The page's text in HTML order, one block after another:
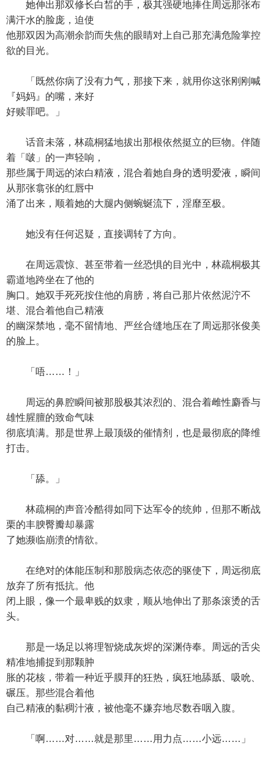
她伸出那双修长白皙的手，极其强硬地捧住周远那张布
满汗水的脸庞，迫使
他那双因为高潮余韵而失焦的眼睛对上自己那充满危险掌控
欲的目光。
「既然你病了没有力气，那接下来，就用你这张刚刚喊
『妈妈』的嘴，来好
好赎罪吧。」
话音未落，林疏桐猛地拔出那根依然挺立的巨物。伴随
着「啵」的一声轻响，
那些属于周远的浓白精液，混合着她自身的透明爱液，瞬间
从那张翕张的红唇中
涌了出来，顺着她的大腿内侧蜿蜒流下，淫靡至极。
她没有任何迟疑，直接调转了方向。
在周远震惊、甚至带着一丝恐惧的目光中，林疏桐极其
霸道地跨坐在了他的
胸口。她双手死死按住他的肩膀，将自己那片依然泥泞不
堪、混合着他自己精液
的幽深禁地，毫不留情地、严丝合缝地压在了周远那张俊美
的脸上。
「唔……！」
周远的鼻腔瞬间被那股极其浓烈的、混合着雌性麝香与
雄性腥膻的致命气味
彻底填满。那是世界上最顶级的催情剂，也是最彻底的降维
打击。
「舔。」
林疏桐的声音冷酷得如同下达军令的统帅，但那不断战
栗的丰腴臀瓣却暴露
了她濒临崩溃的情欲。
在绝对的体能压制和那股病态依恋的驱使下，周远彻底
放弃了所有抵抗。他
闭上眼，像一个最卑贱的奴隶，顺从地伸出了那条滚烫的舌
头。
那是一场足以将理智烧成灰烬的深渊侍奉。周远的舌尖
精准地捕捉到那颗肿
胀的花核，带着一种近乎膜拜的狂热，疯狂地舔舐、吸吮、
碾压。那些混合着他
自己精液的黏稠汁液，被他毫不嫌弃地尽数吞咽入腹。
「啊……对……就是那里……用力点……小远……」